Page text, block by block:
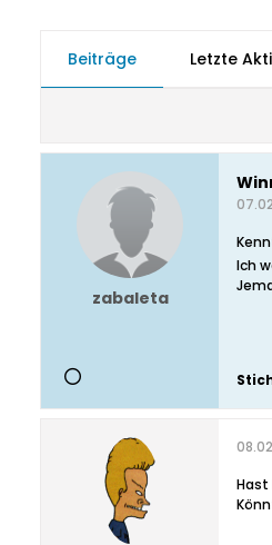
Beiträge Letzte
zabaleta
Ich
Hast